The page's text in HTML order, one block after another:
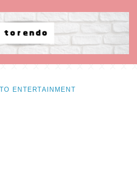
ENTERTAINMENT